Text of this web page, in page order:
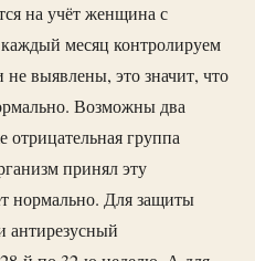
на учёт женщина с
месяц контролируем
не выявлены, это значит, что
Возможны два
отрицательная группа
принял эту
нормально. Для защиты
антирезусный